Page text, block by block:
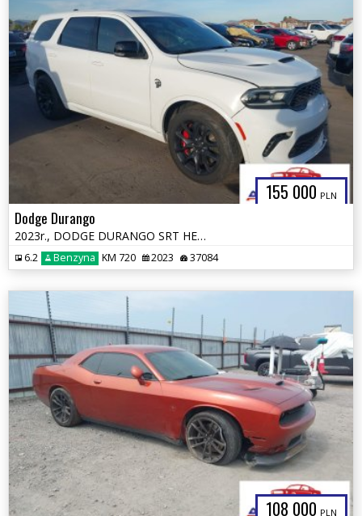
155 000 PLN
Dodge Durango
2023r., DODGE DURANGO SRT HELLCAT PREMIUM AWD, 6.2L, od ubezpieczalni
6.2 Benzyna KM 720 2023 37084
108 000 PLN